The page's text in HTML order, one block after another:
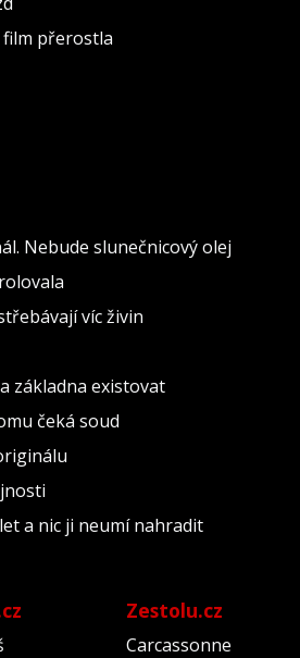
přerostla
Nebude slunečnicový olej
víc živin
základna existovat
čeká soud
a nic ji neumí nahradit
Zestolu.cz
Carcassonne